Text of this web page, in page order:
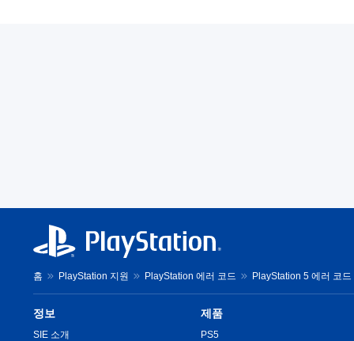
홈 PlayStation 지원 PlayStation 에러 코드 PlayStation 5 에러 코드
정보
SIE 소개
제품
PS5